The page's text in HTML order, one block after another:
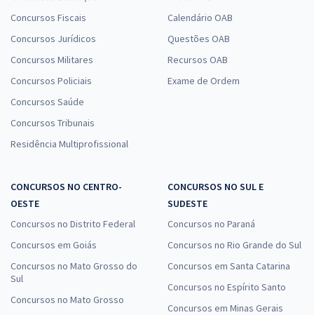
Concursos Fiscais
Concursos Jurídicos
Concursos Militares
Concursos Policiais
Concursos Saúde
Concursos Tribunais
Residência Multiprofissional
Calendário OAB
Questões OAB
Recursos OAB
Exame de Ordem
CONCURSOS NO CENTRO-
OESTE
Concursos no Distrito Federal
Concursos em Goiás
Concursos no Mato Grosso do
Sul
Concursos no Mato Grosso
CONCURSOS NO SUL E
SUDESTE
Concursos no Paraná
Concursos no Rio Grande do Sul
Concursos em Santa Catarina
Concursos no Espírito Santo
Concursos em Minas Gerais